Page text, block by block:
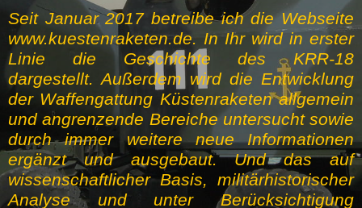
Seit Januar 2017 betreibe ich die Webseite
www.kuestenraketen.de. In Ihr wird in erster
Linie die Geschichte des KRR-18
dargestellt. Außerdem wird die Entwicklung
der Waffengattung Küstenraketen allgemein
und angrenzende Bereiche untersucht sowie
durch immer weitere neue Informationen
ergänzt und ausgebaut. Und das auf
wissenschaftlicher Basis, militärhistorischer
Analyse und unter Berücksichtigung